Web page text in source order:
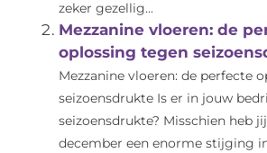
zeker gezellig...
Mezzanine vloeren: de
oplossing tegen
Mezzanine vloeren: de perfecte
seizoensdrukte Is er in jouw
seizoensdrukte? Misschien heb
december een enorme stijging